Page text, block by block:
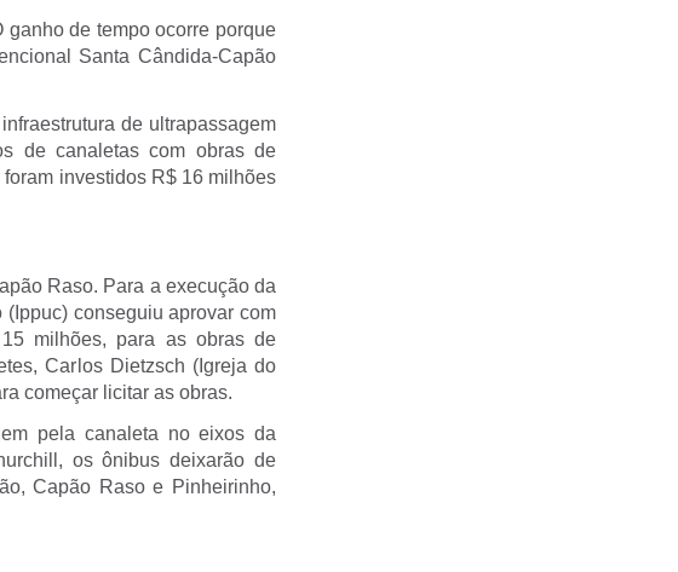
ganho de tempo ocorre porque
Santa Cândida-Capão
de ultrapassagem
de canaletas com obras de
investidos R$ 16 milhões
Raso. Para a execução da
conseguiu aprovar com
milhões, para as obras de
Carlos Dietzsch (Igreja do
começar licitar as obras.
pela canaleta no eixos da
os ônibus deixarão de
Capão Raso e Pinheirinho,